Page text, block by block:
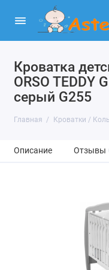
Кроватка
ORSO TEDDY
серый G255
Главная Кроватки /
Описание Отзывы